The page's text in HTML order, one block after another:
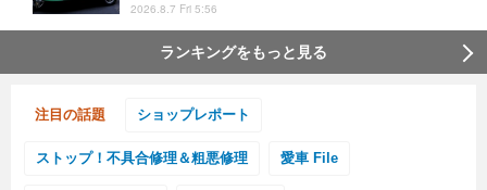
2026.8.7 Fri 5:56
ランキングをもっと見る
注目の話題 ショップレポート
ストップ！不具合修理＆粗悪修理 愛車 File